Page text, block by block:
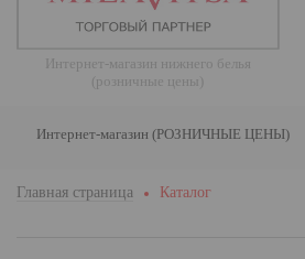
Интернет-магазин нижнего белья
(розничные цены)
Интернет-магазин (РОЗНИЧНЫЕ ЦЕНЫ)
Главная страница Каталог